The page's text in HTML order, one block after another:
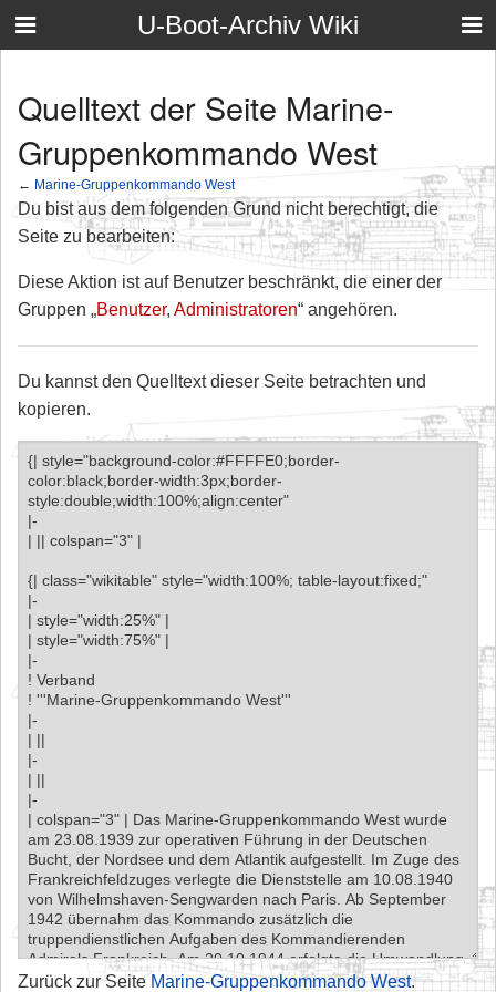
U-Boot-Archiv Wiki
Quelltext der Seite Marine-
Gruppenkommando West
← Marine-Gruppenkommando West
Du bist aus dem folgenden Grund nicht berechtigt, die
Seite zu bearbeiten:
Diese Aktion ist auf Benutzer beschränkt, die einer der
Gruppen „Benutzer, Administratoren“ angehören.
Du kannst den Quelltext dieser Seite betrachten und
kopieren.
Zurück zur Seite Marine-Gruppenkommando West.